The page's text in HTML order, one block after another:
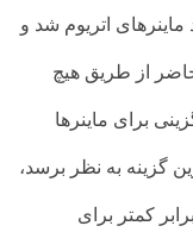
اتریوم شد و
از طریق هیچ
برای ماینرها
گزینه به نظر برسد،
اما این شبکه هم با توجه به آمار، حدود ۶۰ برابر کمتر برای